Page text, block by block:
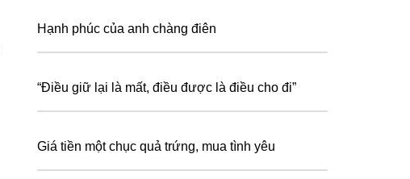
Hạnh phúc của anh chàng điên
“Điều giữ lại là mất, điều được là điều cho đi”
Giá tiền một chục quả trứng, mua tình yêu